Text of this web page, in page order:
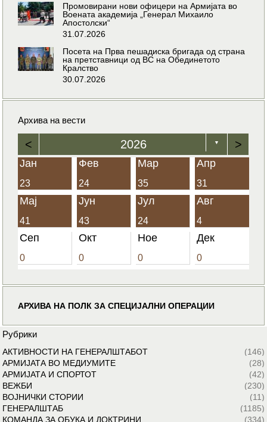
Промовирани нови офицери на Армијата во
Воената академија „Генерал Михаило
Апостолски“
31.07.2026
Посета на Прва пешадиска бригада од страна
на претставници од ВС на Обединетото
Кралство
30.07.2026
Архива на вести
< 2026 ▼ >
Јан
23
Фев
24
Мар
35
Апр
31
Мај
41
Јун
43
Јул
24
Авг
4
Сеп
0
Окт
0
Ное
0
Дек
0
АРХИВА НА ПОЛК ЗА СПЕЦИЈАЛНИ ОПЕРАЦИИ
Рубрики
АКТИВНОСТИ НА ГЕНЕРАЛШТАБОТ
(146)
АРМИЈАТА ВО МЕДИУМИТЕ
(28)
АРМИЈАТА И СПОРТОТ
(42)
ВЕЖБИ
(230)
ВОЈНИЧКИ СТОРИИ
(11)
ГЕНЕРАЛШТАБ
(1185)
КОМАНДА ЗА ОБУКА И ДОКТРИНИ
(334)